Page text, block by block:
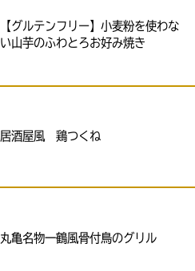
【グルテンフリー】小麦粉を使わな
い山芋のふわとろお好み焼き
居酒屋風 鶏つくね
丸亀名物一鶴風骨付鳥のグリル